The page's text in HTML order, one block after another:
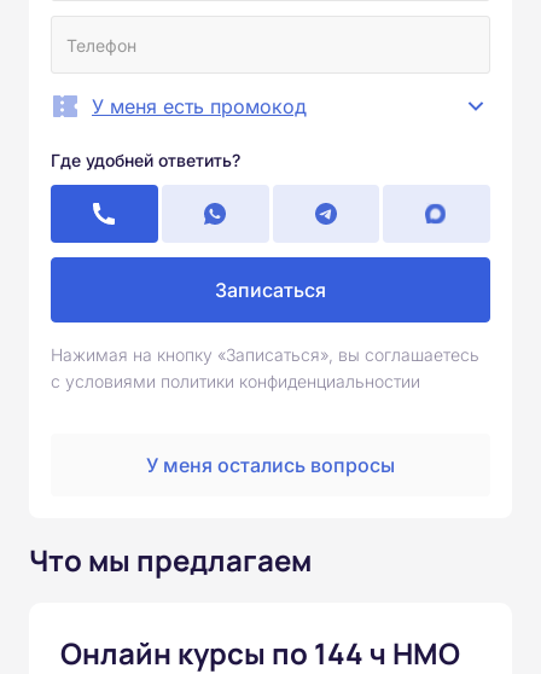
У меня есть промокод
Где удобней ответить?
Записаться
Нажимая на кнопку «Записаться», вы соглашаетесь
с условиями политики конфиденциальностии
У меня остались вопросы
Что мы предлагаем
Онлайн курсы по 144 ч НМО